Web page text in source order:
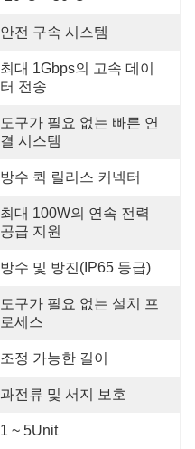
안전 구속 시스템
최대 1Gbps의 고속 데이
터 전송
도구가 필요 없는 빠른 연
결 시스템
방수 퀵 릴리스 커넥터
최대 100W의 연속 전력
공급 지원
방수 및 방진(IP65 등급)
도구가 필요 없는 설치 프
로세스
조정 가능한 길이
과전류 및 서지 보호
1 ~ 5Unit